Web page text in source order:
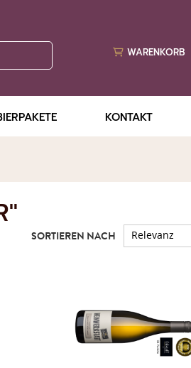
WARENKORB
KONTAKT
SORTIEREN NACH